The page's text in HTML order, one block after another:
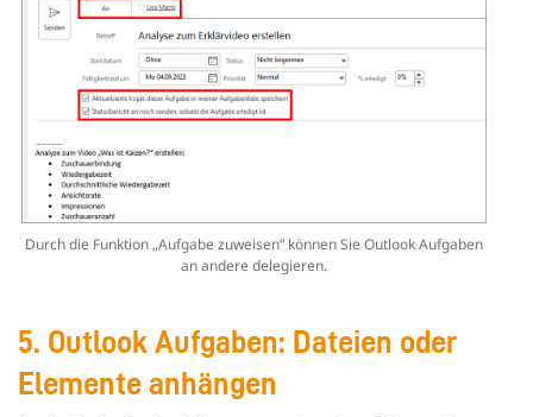
Durch die Funktion „Aufgabe zuweisen“ können Sie Outlook Aufgaben
an andere delegieren.
5. Outlook Aufgaben: Dateien oder
Elemente anhängen